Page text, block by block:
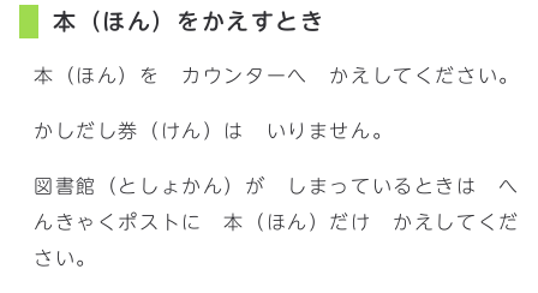
本（ほん）をかえすとき
本（ほん）を カウンターへ かえしてください。
かしだし券（けん）は いりません。
図書館（としょかん）が しまっているときは へ
んきゃくポストに 本（ほん）だけ かえしてくだ
さい。